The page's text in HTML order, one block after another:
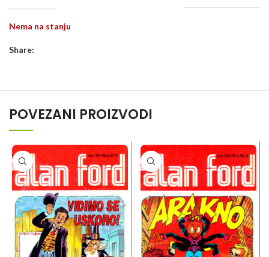
Nema na stanju
Share:
POVEZANI PROIZVODI